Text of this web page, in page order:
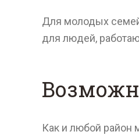
Для молодых
для людей,
Как и любой район